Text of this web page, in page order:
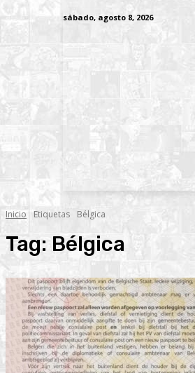
sábado, agosto 8, 2026
Inicio Etiquetas Bélgica
Tag: Bélgica